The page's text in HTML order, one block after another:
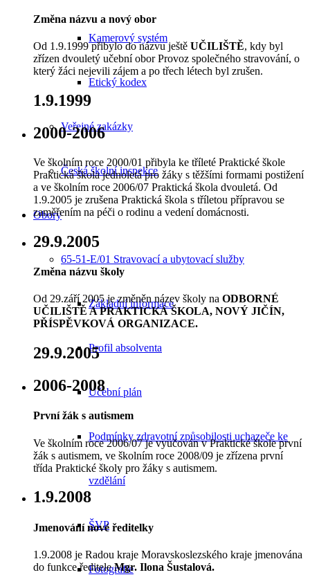
Kamerový systém
Etický kodex
Veřejné zakázky
Česká školní inspekce
Obory
65-51-E/01 Stravovací a ubytovací služby
Základní informace
Profil absolventa
Učební plán
Podmínky zdravotní způsobilosti uchazeče ke
vzdělání
ŠVP
Fotografie
Změna názvu a nový obor
Od 1.9.1999 přibylo do názvu ještě UČILIŠTĚ, kdy byl
zřízen dvouletý učební obor Provoz společného stravování, o
který žáci nejevili zájem a po třech létech byl zrušen.
1.9.1999
2000-2006
Ve školním roce 2000/01 přibyla ke tříleté Praktické škole
Praktická škola jednoletá pro žáky s těžšími formami postižení
a ve školním roce 2006/07 Praktická škola dvouletá. Od
1.9.2005 je zrušena Praktická škola s tříletou přípravou se
zaměřením na péči o rodinu a vedení domácnosti.
29.9.2005
Změna názvu školy
Od 29.září 2005 je změněn název školy na ODBORNÉ
UČILIŠTĚ A PRAKTICKÁ ŠKOLA, NOVÝ JIČÍN,
PŘÍSPĚVKOVÁ ORGANIZACE.
29.9.2005
2006-2008
První žák s autismem
Ve školním roce 2006/07 je vyučován v Praktické škole první
žák s autismem, ve školním roce 2008/09 je zřízena první
třída Praktické školy pro žáky s autismem.
1.9.2008
Jmenování nové ředitelky
1.9.2008 je Radou kraje Moravskoslezského kraje jmenována
do funkce řediteleMgr. Ilona Šustalová.